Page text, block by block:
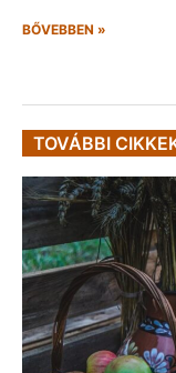
BŐVEBBEN »
TOVÁBBI